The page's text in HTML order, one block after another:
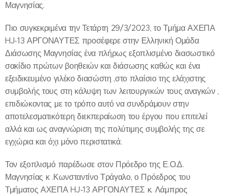
Μαγνησίας.
Πιο συγκεκριμένα την Τετάρτη 29/3/2023, το Τμήμα ΑΧΕΠΑ
HJ-13 ΑΡΓΟΝΑΥΤΕΣ προσέφερε στην Ελληνική Ομάδα
Διάσωσης Μαγνησίας ένα πλήρως εξοπλισμένο διασωστικό
σακίδιο πρώτων βοηθειών και διάσωσης καθώς και ένα
εξειδικευμένο γιλέκο διασώστη ,στο πλαίσιο της ελάχιστης
συμβολής τους στη κάλυψη των λειτουργικών τους αναγκών ,
επιδιώκοντας με το τρόπο αυτό να συνδράμουν στην
αποτελεσματικότερη διεκπεραίωση του έργου που επιτελεί
αλλά και ως αναγνώριση της πολύτιμης συμβολής της σε
εγχώρια και όχι μόνο περιστατικά.
Τον εξοπλισμό παρέδωσε στον Πρόεδρο της Ε.Ο.Δ.
Μαγνησίας κ .Κωνσταντίνο Τράγαλο, ο Πρόεδρος του
Τμήματος ΑΧΕΠΑ HJ-13 ΑΡΓΟΝΑΥΤΕΣ κ. Λάμπρος